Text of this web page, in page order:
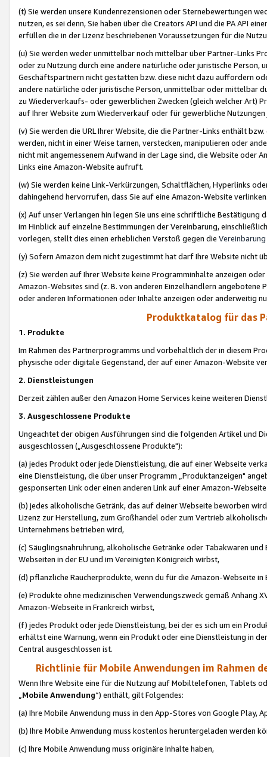
(t) Sie werden unsere Kundenrezensionen oder Sternebewertungen
nutzen, es sei denn, Sie haben über die Creators API und die PA API
erfüllen die in der Lizenz beschriebenen Voraussetzungen für die
(u) Sie werden weder unmittelbar noch mittelbar über Partner-Links
oder zu Nutzung durch eine andere natürliche oder juristische
Geschäftspartnern nicht gestatten bzw. diese nicht dazu auffordern
andere natürliche oder juristische Person, unmittelbar oder mittelbar
zu Wiederverkaufs- oder gewerblichen Zwecken (gleich welcher Art)
auf Ihrer Website zum Wiederverkauf oder für gewerbliche
(v) Sie werden die URL Ihrer Website, die die Partner-Links enthält
werden, nicht in einer Weise tarnen, verstecken, manipulieren oder
nicht mit angemessenem Aufwand in der Lage sind, die Website oder
Links eine Amazon-Website aufruft.
(w) Sie werden keine Link-Verkürzungen, Schaltflächen, Hyperlinks
dahingehend hervorrufen, dass Sie auf eine Amazon-Website
(x) Auf unser Verlangen hin legen Sie uns eine schriftliche
im Hinblick auf einzelne Bestimmungen der Vereinbarung,
vorlegen, stellt dies einen erheblichen Verstoß gegen die Vereinbarung
(y) Sofern Amazon dem nicht zugestimmt hat darf Ihre Website nicht
(z) Sie werden auf Ihrer Website keine Programminhalte anzeigen
Amazon-Websites sind (z. B. von anderen Einzelhändlern
oder anderen Informationen oder Inhalte anzeigen oder anderweitig
Produktkatalog für das
1. Produkte
Im Rahmen des Partnerprogramms und vorbehaltlich der in diesem
physische oder digitale Gegenstand, der auf einer Amazon-Website
2. Dienstleistungen
Derzeit zählen außer den Amazon Home Services keine weiteren
3. Ausgeschlossene Produkte
Ungeachtet der obigen Ausführungen sind die folgenden Artikel und
ausgeschlossen („Ausgeschlossene Produkte"):
(a) jedes Produkt oder jede Dienstleistung, die auf einer Webseite
eine Dienstleistung, die über unser Programm „Produktanzeigen"
gesponserten Link oder einen anderen Link auf einer Amazon-
(b) jedes alkoholische Getränk, das auf deiner Webseite beworben
Lizenz zur Herstellung, zum Großhandel oder zum Vertrieb
Unternehmens betrieben wird,
(c) Säuglingsnahruhrung, alkoholische Getränke oder Tabakwaren
Webseiten in der EU und im Vereinigten Königreich wirbst,
(d) pflanzliche Raucherprodukte, wenn du für die Amazon-Webseite in
(e) Produkte ohne medizinischen Verwendungszweck gemäß Anhang
Amazon-Webseite in Frankreich wirbst,
(f) jedes Produkt oder jede Dienstleistung, bei der es sich um ein
erhältst eine Warnung, wenn ein Produkt oder eine Dienstleistung in
Central ausgeschlossen ist.
Richtlinie für Mobile Anwendungen im Rahmen
Wenn Ihre Website eine für die Nutzung auf Mobiltelefonen, Tablets
„Mobile Anwendung“) enthält, gilt Folgendes:
(a) Ihre Mobile Anwendung muss in den App-Stores von Google Play,
(b) Ihre Mobile Anwendung muss kostenlos heruntergeladen werden
(c) Ihre Mobile Anwendung muss originäre Inhalte haben,